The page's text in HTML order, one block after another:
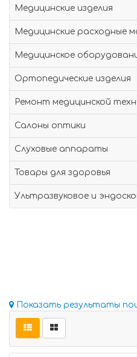
Медицинские изделия
Медицинские расходные
Медицинское
Ортопедические изделия
Ремонт медицинской
Салоны оптики
Слуховые аппараты
Товары для здоровья
Ультразвуковое и
Показать результаты